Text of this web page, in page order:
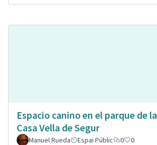
Espacio canino en el parque de la
Casa Vella de Segur
Manuel Rueda Espai Públic 0 0